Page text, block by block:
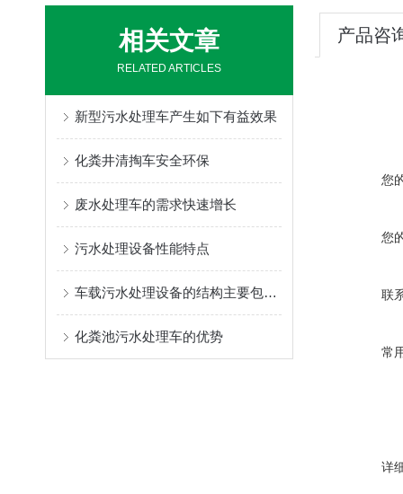
相关文章
RELATED ARTICLES
新型污水处理车产生如下有益效果
化粪井清掏车安全环保
废水处理车的需求快速增长
污水处理设备性能特点
车载污水处理设备的结构主要包括以下部分
化粪池污水处理车的优势
产品咨
您
您
联
常
详